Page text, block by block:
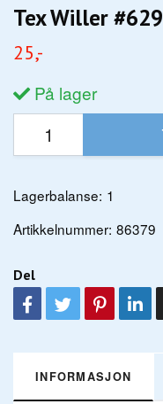
Tex Willer #629
25,-
På lager
Lagerbalanse: 1
Artikkelnummer: 86379
Del
INFORMASJON